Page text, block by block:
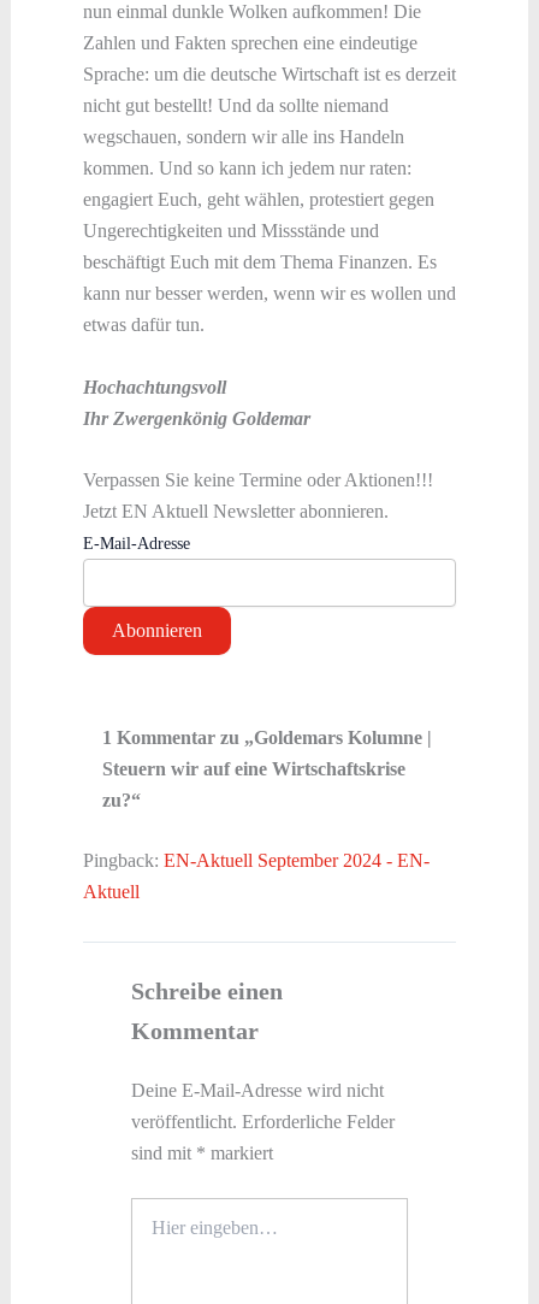
nun einmal dunkle Wolken aufkommen! Die
Zahlen und Fakten sprechen eine eindeutige
Sprache: um die deutsche Wirtschaft ist es derzeit
nicht gut bestellt! Und da sollte niemand
wegschauen, sondern wir alle ins Handeln
kommen. Und so kann ich jedem nur raten:
engagiert Euch, geht wählen, protestiert gegen
Ungerechtigkeiten und Missstände und
beschäftigt Euch mit dem Thema Finanzen. Es
kann nur besser werden, wenn wir es wollen und
etwas dafür tun.
Hochachtungsvoll
Ihr Zwergenkönig Goldemar
Verpassen Sie keine Termine oder Aktionen!!!
Jetzt EN Aktuell Newsletter abonnieren.
E-Mail-Adresse
1 Kommentar zu „Goldemars Kolumne |
Steuern wir auf eine Wirtschaftskrise
zu?“
Pingback: EN-Aktuell September 2024 - EN-
Aktuell
Schreibe einen
Kommentar
Deine E-Mail-Adresse wird nicht
veröffentlicht. Erforderliche Felder
sind mit * markiert
eingeben…